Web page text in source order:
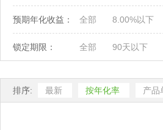
预期年化收益： 全部 8.00%以下
锁定期限： 全部 90天以下
排序: 最新 按年化率 产品